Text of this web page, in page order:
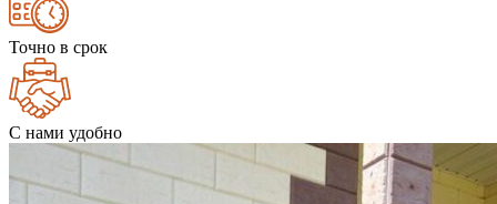
Точно в срок
С нами удобно